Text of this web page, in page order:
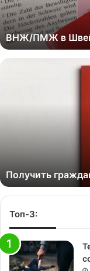
ВНЖ/ПМЖ в
Получить
Топ-3: